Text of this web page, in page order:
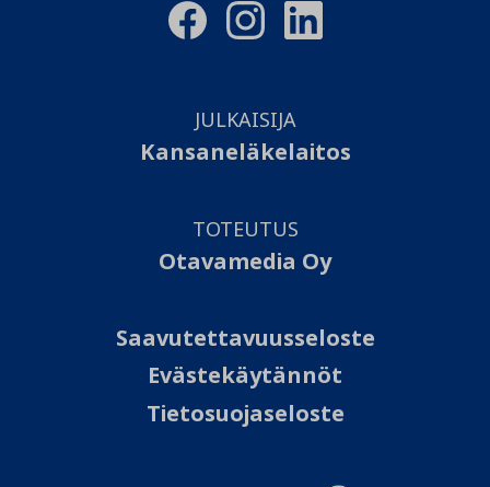
JULKAISIJA
Kansaneläkelaitos
TOTEUTUS
Otavamedia Oy
Saavutettavuusseloste
Evästekäytännöt
Tietosuojaseloste